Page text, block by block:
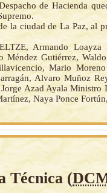
de Hacienda
la ciudad de La Paz, al
Armando
Méndez Gutiérrez,
Mario
Alvaro Muñoz
Azad Ayala Ministro
Naya Ponce
Técnica (